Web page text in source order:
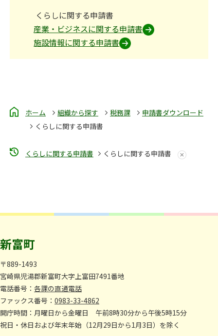
くらしに関する申請書
産業・ビジネスに関する申請書
施設情報に関する申請書
ホーム 組織から探す 税務課
申請書ダウンロード
くらしに関する申請書
くらしに関する申請書 くらしに関する申請書
新富町
〒889-1493
宮崎県児湯郡新富町大字上富田7491番地
電話番号： 各課の直通電話
ファックス番号： 0983-33-4862
開庁時間：月曜日から金曜日 午前8時30分から午後5時15分
祝日・休日および年末年始（12月29日から1月3日）を除く